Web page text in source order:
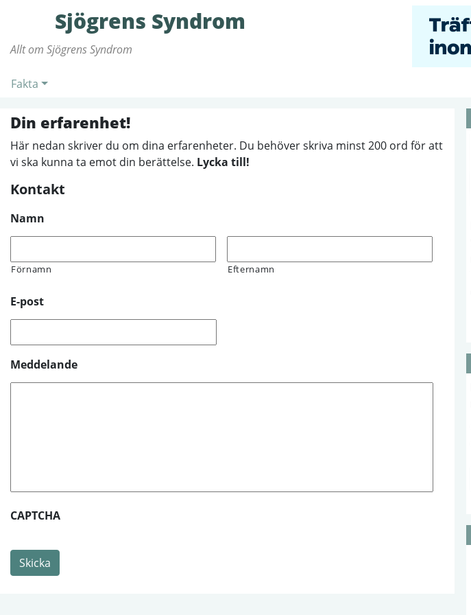
Sjögrens Syndrom
Allt om Sjögrens Syndrom
Fakta
Din erfarenhet!
Här nedan skriver du om dina erfarenheter. Du behöver skriva minst 200 ord för att
vi ska kunna ta emot din berättelse. Lycka till!
Kontakt
Namn
Förnamn Efternamn
E-post
Meddelande
CAPTCHA
Skicka